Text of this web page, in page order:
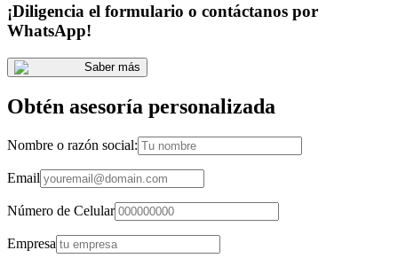
¡Diligencia el formulario o contáctanos por
WhatsApp!
Saber más
Obtén asesoría personalizada
Nombre o razón social:
Email
Número de Celular
Empresa